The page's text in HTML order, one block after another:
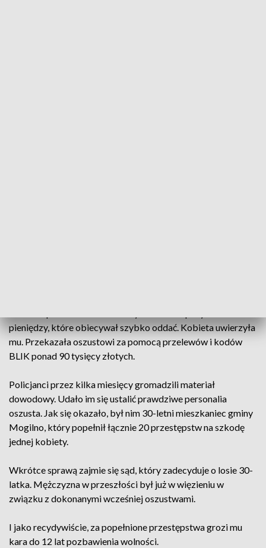
pieniędzy, które obiecywał szybko oddać. Kobieta uwierzyła
mu. Przekazała oszustowi za pomocą przelewów i kodów
BLIK ponad 90 tysięcy złotych.
Policjanci przez kilka miesięcy gromadzili materiał
dowodowy. Udało im się ustalić prawdziwe personalia
oszusta. Jak się okazało, był nim 30-letni mieszkaniec gminy
Mogilno, który popełnił łącznie 20 przestępstw na szkodę
jednej kobiety.
Wkrótce sprawą zajmie się sąd, który zadecyduje o losie 30-
latka. Mężczyzna w przeszłości był już w więzieniu w
związku z dokonanymi wcześniej oszustwami.
I jako recydywiście, za popełnione przestępstwa grozi mu
kara do 12 lat pozbawienia wolności.